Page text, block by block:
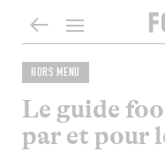
HORS MENU
Le guide
par et pour